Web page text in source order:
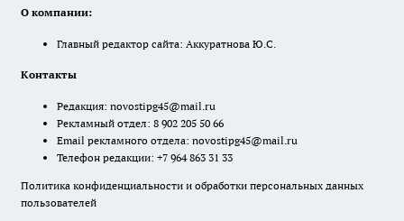
О компании:
Главный редактор сайта: Аккуратнова Ю.С.
Контакты
Редакция: novostipg45@mail.ru
Рекламный отдел: 8 902 205 50 66
Email рекламного отдела: novostipg45@mail.ru
Телефон редакции: +7 964 863 31 33
Политика конфиденциальности и обработки персональных данных
пользователей